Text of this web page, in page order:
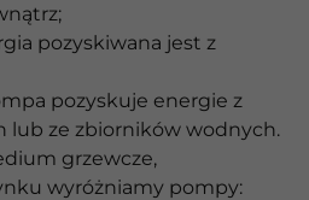
pozyskiwana jest z
pozyskuje energie z
lub ze zbiorników wodnych.
grzewcze,
wyróżniamy pompy: